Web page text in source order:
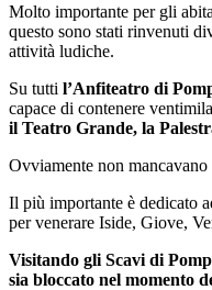
Molto importante per gli
questo sono stati rinvenuti
attività ludiche.
Su tutti l’Anfiteatro di
capace di contenere
il Teatro Grande, la
Ovviamente non
Il più importante è dedicato
per venerare Iside, Giove,
Visitando gli Scavi di
sia bloccato nel momento